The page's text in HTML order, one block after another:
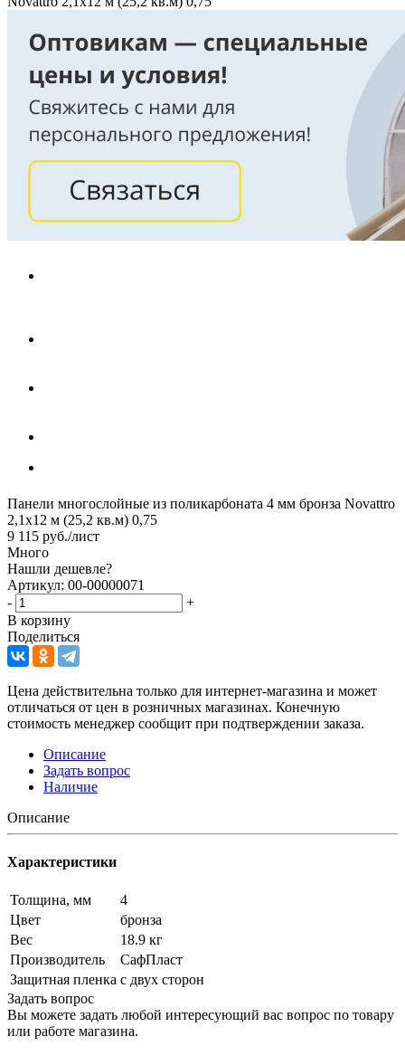
Панели многослойные из поликарбоната 4 мм бронза Novattro
2,1х12 м (25,2 кв.м) 0,75
9 115 руб./лист
Много
Нашли дешевле?
Артикул: 00-00000071
-
+
В корзину
Поделиться
Цена действительна только для интернет-магазина и может
отличаться от цен в розничных магазинах. Конечную
стоимость менеджер сообщит при подтверждении заказа.
Описание
Задать вопрос
Наличие
Описание
Характеристики
Толщина, мм
4
Цвет
бронза
Вес
18.9 кг
Производитель
СафПласт
Защитная пленка с двух сторон
Задать вопрос
Вы можете задать любой интересующий вас вопрос по товару
или работе магазина.